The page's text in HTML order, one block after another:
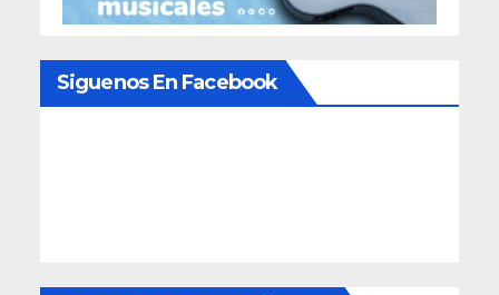
Siguenos En Facebook